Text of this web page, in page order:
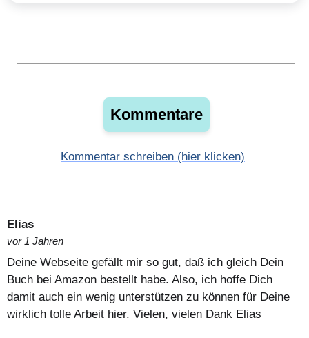
Kommentare
Kommentar schreiben (hier klicken)
Elias
vor 1 Jahren
Deine Webseite gefällt mir so gut, daß ich gleich Dein
Buch bei Amazon bestellt habe. Also, ich hoffe Dich
damit auch ein wenig unterstützen zu können für Deine
wirklich tolle Arbeit hier. Vielen, vielen Dank Elias